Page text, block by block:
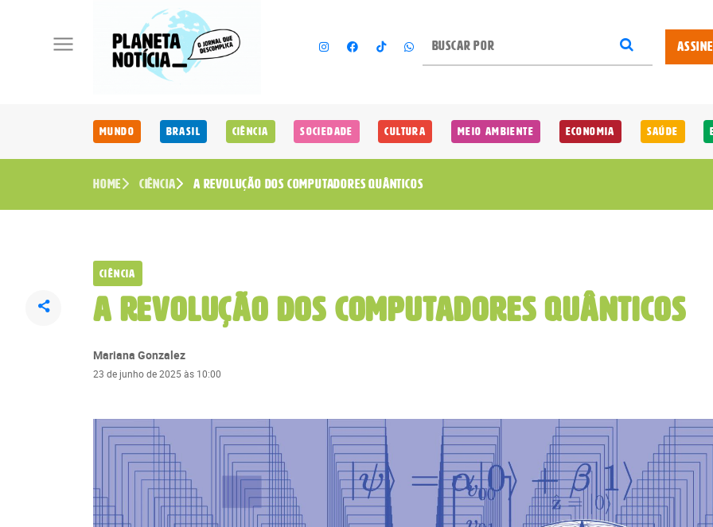
ASSINE
Mundo Brasil Ciência Sociedade Cultura Meio Ambiente Economia Saúde
Home Ciência A REVOLUÇÃO DOS COMPUTADORES QUÂNTICOS
Ciência
A REVOLUÇÃO DOS COMPUTADORES QUÂNTICOS
Mariana Gonzalez
23 de junho de 2025 às 10:00